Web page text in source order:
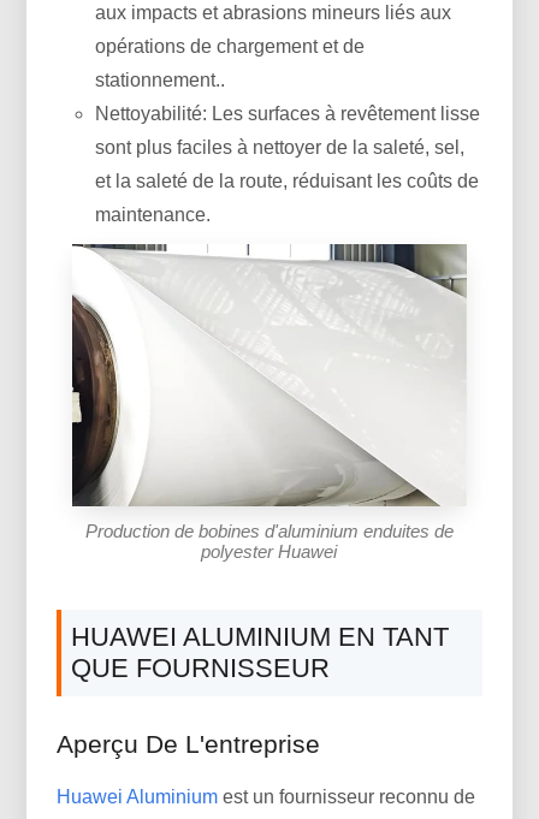
aux impacts et abrasions mineurs liés aux
opérations de chargement et de
stationnement..
Nettoyabilité: Les surfaces à revêtement lisse
sont plus faciles à nettoyer de la saleté, sel,
et la saleté de la route, réduisant les coûts de
maintenance.
Production de bobines d'aluminium enduites de
polyester Huawei
HUAWEI ALUMINIUM EN TANT
QUE FOURNISSEUR
Aperçu De L'entreprise
Huawei Aluminium est un fournisseur reconnu de